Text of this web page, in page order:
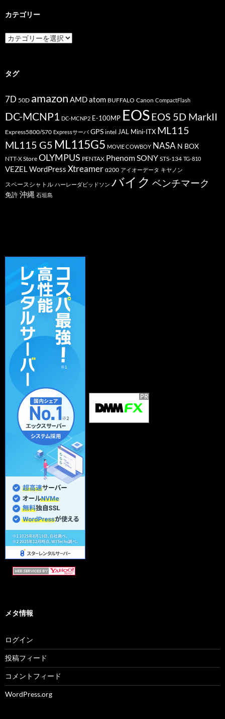
カテゴリー
カ
テ
ー
タグ
7D 50D amazon AMDatom BUFFALO Canon CompactFlash
DC-MCNP1 DC-MCNP2 E-100MP EOSEOS 5D MarkII
Express5800/S70 Expressサーバ GPS intel JAL Mini-ITX ML115
ML115 G5 ML115G5 MOVIE COWBOY NASA N BOX
NTT-X Store OLYMPUS PENTAX PhenomSONY STS-134 TG-810
VEZELWordPress Xtreamer α200 アイオーデータ キヤノン
スペースシャトル ハーレーダビッドソン バイク ベンチマーク
免許沖縄 石垣島
メタ情報
ログイン
投稿フィード
コメントフィード
WordPress.org